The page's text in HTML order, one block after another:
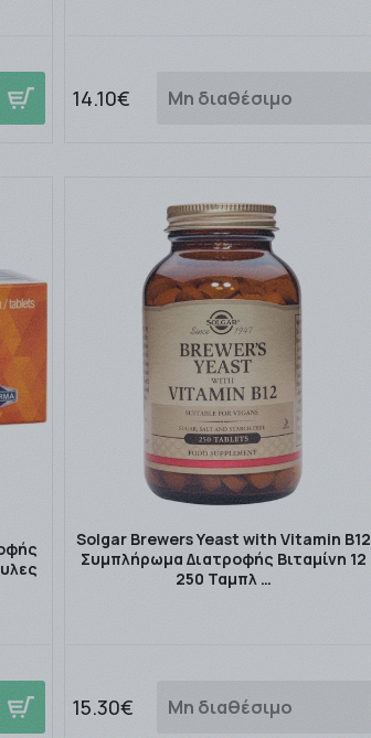
14.10€ Μη διαθέσιμο
Solgar Brewers Yeast with Vitamin B12
Συμπλήρωμα Διατροφής Βιταμίνη 12
250 Ταμπλ …
15.30€ Μη διαθέσιμο